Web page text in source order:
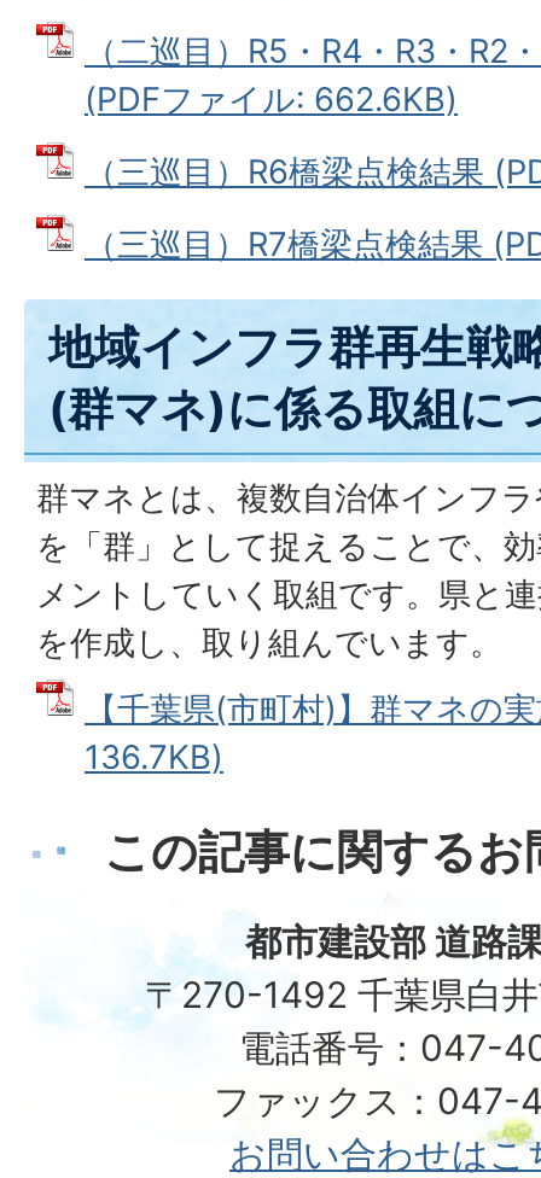
（二巡目）R5・R4・R3・R2
(PDFファイル: 662.6KB)
（三巡目）R6橋梁点検結果
（三巡目）R7橋梁点検結果
地域インフラ群再生戦
(群マネ)に係る取組に
群マネとは、複数自治体インフ
を「群」として捉えることで、
メントしていく取組です。県と
を作成し、取り組んでいます。
【千葉県(市町村)】群マネの
136.7KB)
この記事に関する
都市建設部 道路
〒270-1492 千葉県白
電話番号：047-
ファックス：047-
お問い合わせはこ